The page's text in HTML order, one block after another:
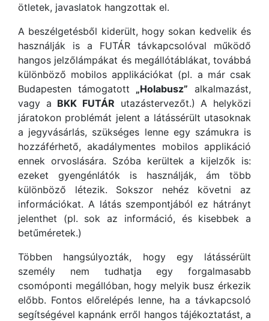
ötletek, javaslatok hangzottak el.
A beszélgetésből kiderült, hogy sokan kedvelik és
használják is a FUTÁR távkapcsolóval működő
hangos jelzőlámpákat és megállótáblákat, továbbá
különböző mobilos applikációkat (pl. a már csak
Budapesten támogatott „Holabusz” alkalmazást,
vagy a BKK FUTÁR utazástervezőt.) A helyközi
járatokon problémát jelent a látássérült utasoknak
a jegyvásárlás, szükséges lenne egy számukra is
hozzáférhető, akadálymentes mobilos applikáció
ennek orvoslására. Szóba kerültek a kijelzők is:
ezeket gyengénlátók is használják, ám több
különböző létezik. Sokszor nehéz követni az
információkat. A látás szempontjából ez hátrányt
jelenthet (pl. sok az információ, és kisebbek a
betűméretek.)
Többen hangsúlyozták, hogy egy látássérült
személy nem tudhatja egy forgalmasabb
csomóponti megállóban, hogy melyik busz érkezik
előbb. Fontos előrelépés lenne, ha a távkapcsoló
segítségével kapnánk erről hangos tájékoztatást, a